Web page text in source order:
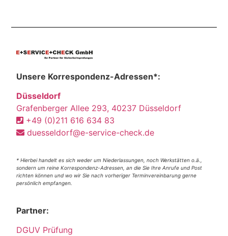
Unsere Korrespondenz-Adressen*:
Düsseldorf
Grafenberger Allee 293, 40237 Düsseldorf
+49 (0)211 616 634 83
duesseldorf@e-service-check.de
* Hierbei handelt es sich weder um Niederlassungen, noch Werkstätten o.ä.,
sondern um reine Korrespondenz-Adressen, an die Sie Ihre Anrufe und Post
richten können und wo wir Sie nach vorheriger Terminvereinbarung gerne
persönlich empfangen.
Partner:
DGUV Prüfung